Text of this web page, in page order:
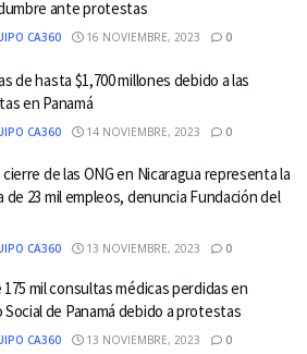
ante protestas
CA360 16 NOVIEMBRE, 2023 0
de hasta $1,700 millones debido a las
en Panamá
CA360 14 NOVIEMBRE, 2023 0
cierre de las ONG en Nicaragua representa la
de 23 mil empleos, denuncia Fundación del
CA360 13 NOVIEMBRE, 2023 0
175 mil consultas médicas perdidas en
Social de Panamá debido a protestas
CA360 13 NOVIEMBRE, 2023 0